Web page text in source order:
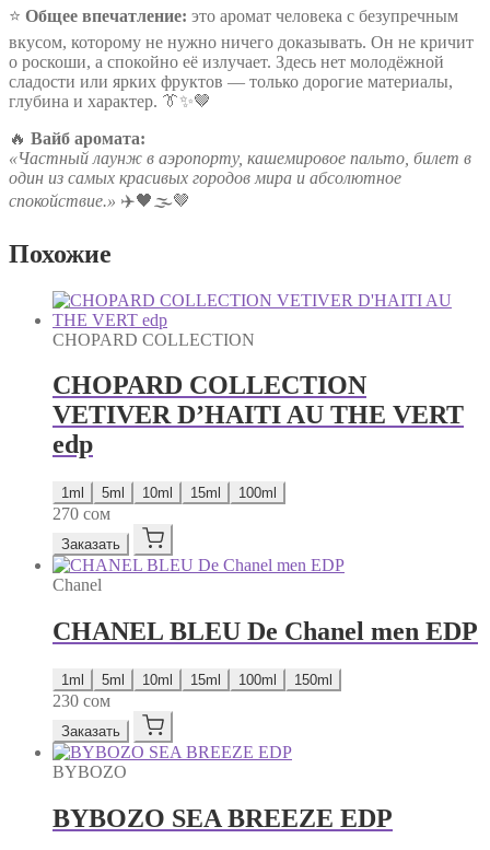
⭐ Общее впечатление: это аромат человека с безупречным
вкусом, которому не нужно ничего доказывать. Он не кричит
о роскоши, а спокойно её излучает. Здесь нет молодёжной
сладости или ярких фруктов — только дорогие материалы,
глубина и характер. 👔✨🤎
🔥 Вайб аромата:
«Частный лаунж в аэропорту, кашемировое пальто, билет в
один из самых красивых городов мира и абсолютное
спокойствие.» ✈️🖤🌫️🤎
Похожие
CHOPARD COLLECTION
CHOPARD COLLECTION
VETIVER D’HAITI AU THE VERT
edp
1ml 5ml 10ml 15ml 100ml
270 сом
Заказать
Chanel
CHANEL BLEU De Chanel men EDP
1ml 5ml 10ml 15ml 100ml 150ml
230 сом
Заказать
BYBOZO
BYBOZO SEA BREEZE EDP